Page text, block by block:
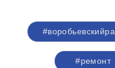
#ремонт